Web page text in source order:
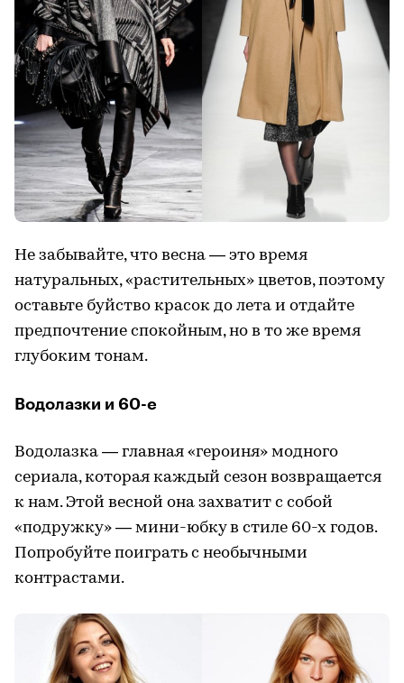
Не забывайте, что весна — это время
натуральных, «растительных» цветов, поэтому
оставьте буйство красок до лета и отдайте
предпочтение спокойным, но в то же время
глубоким тонам.
Водолазки и 60-е
Водолазка — главная «героиня» модного
сериала, которая каждый сезон возвращается
к нам. Этой весной она захватит с собой
«подружку» — мини-юбку в стиле 60-х годов.
Попробуйте поиграть с необычными
контрастами.